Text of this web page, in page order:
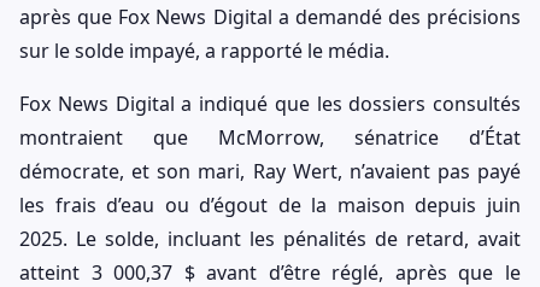
après que Fox News Digital a demandé des précisions
sur le solde impayé, a rapporté le média.
Fox News Digital a indiqué que les dossiers consultés
montraient que McMorrow, sénatrice d’État
démocrate, et son mari, Ray Wert, n’avaient pas payé
les frais d’eau ou d’égout de la maison depuis juin
2025. Le solde, incluant les pénalités de retard, avait
atteint 3 000,37 $ avant d’être réglé, après que le